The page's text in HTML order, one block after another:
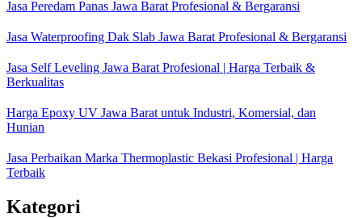
Jasa Peredam Panas Jawa Barat Profesional & Bergaransi
Jasa Waterproofing Dak Slab Jawa Barat Profesional & Bergaransi
Jasa Self Leveling Jawa Barat Profesional | Harga Terbaik &
Berkualitas
Harga Epoxy UV Jawa Barat untuk Industri, Komersial, dan
Hunian
Jasa Perbaikan Marka Thermoplastic Bekasi Profesional | Harga
Terbaik
Kategori